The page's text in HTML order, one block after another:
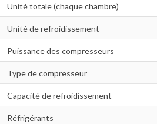
Unité totale (chaque chambre)
Unité de refroidissement
Puissance des compresseurs
Type de compresseur
Capacité de refroidissement
Réfrigérants